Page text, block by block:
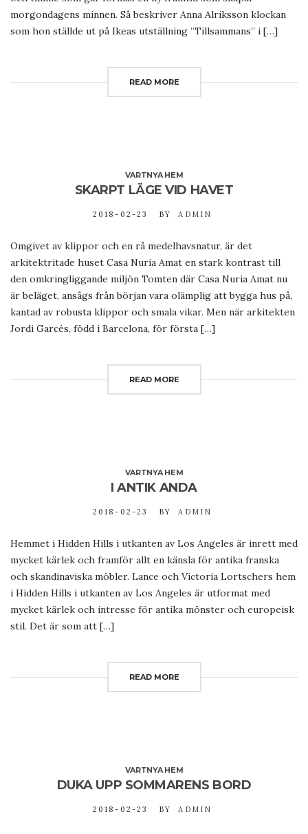
morgondagens minnen. Så beskriver Anna Alriksson klockan
som hon ställde ut på Ikeas utställning ”Tillsammans” i […]
READ MORE
VARTNYA HEM
SKARPT LÄGE VID HAVET
2018-02-23 BY ADMIN
Omgivet av klippor och en rå medelhavsnatur, är det
arkitektritade huset Casa Nuria Amat en stark kontrast till
den omkringliggande miljön Tomten där Casa Nuria Amat nu
är beläget, ansågs från början vara olämplig att bygga hus på,
kantad av robusta klippor och smala vikar. Men när arkitekten
Jordi Garcés, född i Barcelona, för första […]
READ MORE
VARTNYA HEM
I ANTIK ANDA
2018-02-23 BY ADMIN
Hemmet i Hidden Hills i utkanten av Los Angeles är inrett med
mycket kärlek och framför allt en känsla för antika franska
och skandinaviska möbler. Lance och Victoria Lortschers hem
i Hidden Hills i utkanten av Los Angeles är utformat med
mycket kärlek och intresse för antika mönster och europeisk
stil. Det är som att […]
READ MORE
VARTNYA HEM
DUKA UPP SOMMARENS BORD
2018-02-23 BY ADMIN